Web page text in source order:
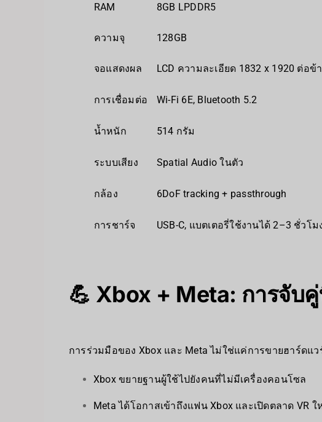
RAM 8GB LPDDR5
ความจุ 128GB
จอแสดงผล LCD ความละเอียด 1832 x 1920 ต่อข้
การเชื่อมต่อ Wi‍-Fi 6E, Bluetooth 5.2
น้ำหนัก 514 กรัม
ระบบเสียง Spatial Audio ในตัว
กล้อง 6DoF tracking + passthrough
การชาร์จ USB‍-C, แบตเตอรี่ใช้งานได้ 2–3 ชั่วโม
💪 Xbox + Meta: การจับ
การร่วมมือของ Xbox และ Meta ไม่ใช่แค่การขายฮาร์ดแ
Xbox ขยายฐานผู้ใช้ไปยังคนที่ไม่มีเครื่องคอนโซล
Meta ได้โอกาสเข้าถึงแฟน Xbox และเปิดตลาด VR ใ